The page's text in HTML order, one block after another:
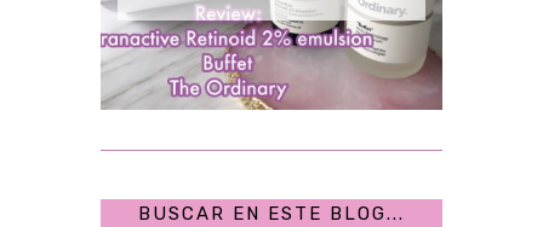
BUSCAR EN ESTE BLOG...